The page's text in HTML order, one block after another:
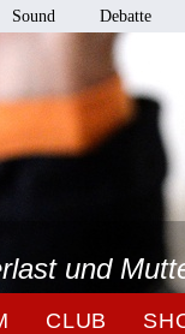
Sound Debatte
und
CLUB